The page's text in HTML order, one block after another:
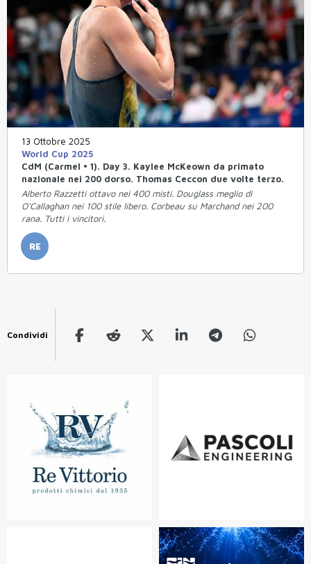
13 Ottobre 2025
World Cup 2025
CdM (Carmel • 1). Day 3. Kaylee McKeown da primato
nazionale nei 200 dorso. Thomas Ceccon due volte terzo.
Alberto Razzetti ottavo nei 400 misti. Douglass meglio di
O'Callaghan nei 100 stile libero. Corbeau su Marchand nei 200
rana. Tutti i vincitori.
RE
Condividi